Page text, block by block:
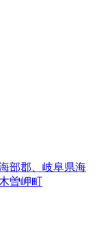
部郡、岐阜県海
曽岬町